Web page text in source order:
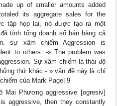
up of smaller amounts added
its aggregate sales for the
tập họp lại, nó được tạo ra một
tính tổng doanh số bán hàng cả
sự xâm chiếm Aggression is
to others. -» The problem was
Sự xâm chiếm là thái độ
thứ khác - » vấn đề này là chỉ
của Mark Page| 9
Phương aggressive [ogresiv]
aggressive, then they constantly